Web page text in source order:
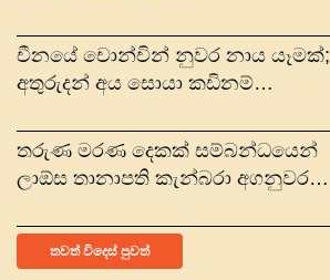
චීනයේ චොන්චින් නුවර නාය යෑමක්;
අතුරුදන් අය සොයා කඩිනම්
තරුණ මරණ දෙකක් සම්බන්ධයෙන්
ලාඕස තානාපති කැන්බරා අගනුවරට
තවත් විදෙස් පුවත්